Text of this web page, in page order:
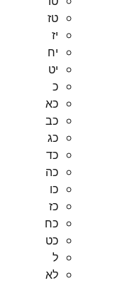
טז
יז
יח
יט
כ
כא
כב
כג
כד
כה
כו
כז
כח
כט
ל
לא